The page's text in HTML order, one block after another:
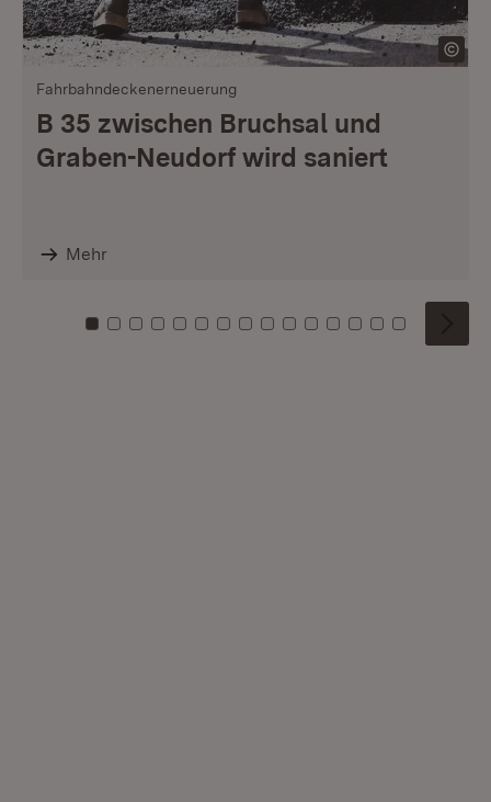
Fahrbahndeckenerneuerung
B 35 zwischen Bruchsal und
Graben-Neudorf wird saniert
Mehr
Zu Kachel: 0
Zu Kachel: 1
Zu Kachel: 2
Zu Kachel: 3
Zu Kachel: 4
Zu Kachel: 5
Zu Kachel: 6
Zu Kachel: 7
Zu Kachel: 8
Zu Kachel: 9
Zu Kachel: 10
Zu Kachel: 11
Zu Kachel: 12
Zu Kachel:
Zu